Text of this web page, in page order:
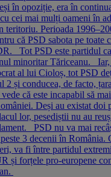
în opoziție, era în
cei mai mulți oameni în
teritoriu. Perioada
că PSD sabota pe toate
Tot PSD este partidul
minoritar Tăriceanu.
al lui Cioloș, tot PSD
2 și conducea, de facto,
că este incapabil să
Deși au existat doi
lor, pesediștii nu au
PSD nu va mai
3 decenii în România.
va fi între partidul
și forțele pro-europene